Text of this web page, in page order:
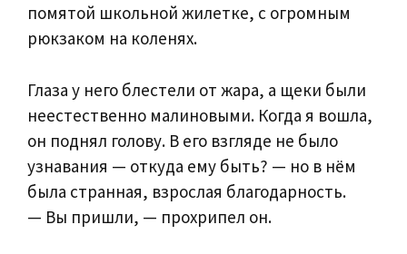
помятой школьной жилетке, с огромным
рюкзаком на коленях.
Глаза у него блестели от жара, а щеки были
неестественно малиновыми. Когда я вошла,
он поднял голову. В его взгляде не было
узнавания — откуда ему быть? — но в нём
была странная, взрослая благодарность.
— Вы пришли, — прохрипел он.